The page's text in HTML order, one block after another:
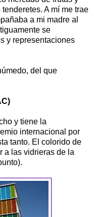
A mí me trae
a mi madre al
se
y representaciones
del que
y tiene la
internacional por
tanto. El colorido de
a las vidrieras de la